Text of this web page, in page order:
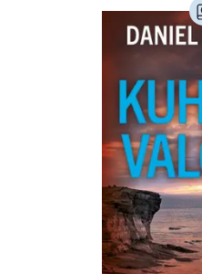
Majandus (34)
Rahandus (47)
Siseturvalisus
Tervis (147)